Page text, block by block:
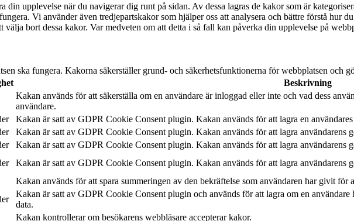
din upplevelse när du navigerar dig runt på sidan. Av dessa lagras de kakor som är
Vi använder även tredjepartskakor som hjälper oss att analysera och bättre förstå hur
bort dessa kakor. Var medveten om att detta i så fall kan påverka din upplevelse på
ska fungera. Kakorna säkerställer grund- och säkerhetsfunktionerna för webbplatsen och
Beskrivning
Kakan används för att säkerställa om en användare är inloggad eller inte och vad dess
användare.
Kakan är satt av GDPR Cookie Consent plugin. Kakan används för att lagra en
Kakan är satt av GDPR Cookie Consent plugin. Kakan används för att lagra
Kakan är satt av GDPR Cookie Consent plugin. Kakan används för att lagra
Kakan är satt av GDPR Cookie Consent plugin. Kakan används för att lagra användarens
Kakan används för att spara summeringen av den bekräftelse som användaren har givit för
Kakan är satt av GDPR Cookie Consent plugin och används för att lagra om en
data.
Kakan kontrollerar om besökarens webbläsare accepterar kakor.